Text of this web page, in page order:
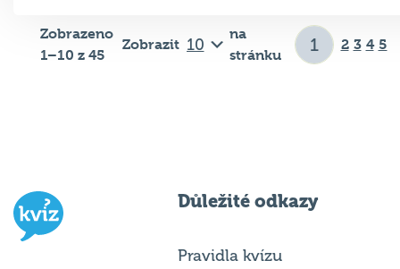
Zobrazeno
1–10 z 45
Zobrazit
na
stránku
2 3 4 5
Důležité odkazy
Pravidla kvízu